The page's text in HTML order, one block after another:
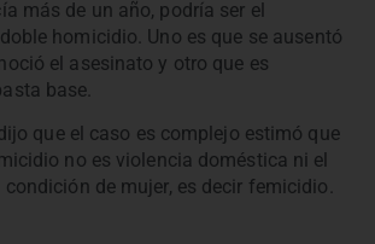
más de un año, podría ser el
homicidio. Uno es que se ausentó
el asesinato y otro que es
base.
que el caso es complejo estimó que
no es violencia doméstica ni el
condición de mujer, es decir femicidio.